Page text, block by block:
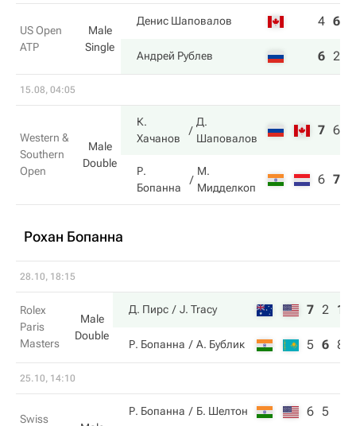
US Open
ATP
Male
Single
Денис Шаповалов 4 6
Андрей Рублев 6 2
15.08, 04:05
Western &
Southern
Open
Male
Double
К.
Хачанов
Д.
Шаповалов
7 6
Р.
Бопанна
М.
Мидделкоп
6 7
Рохан Бопанна
28.10, 18:15
Rolex
Paris
Masters
Male
Double
Д. Пирс J. Tracy 7 2 10
Р. Бопанна А. Бублик 5 6 8
25.10, 14:10
Swiss
Р. Бопанна Б. Шелтон 6 5